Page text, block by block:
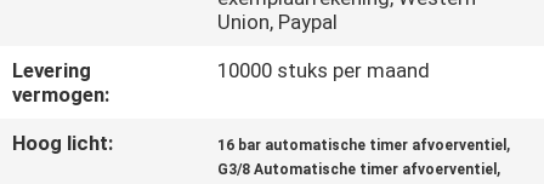
SITEMAP
Union, Paypal
Levering
vermogen:
10000 stuks per maand
Hoog licht: 16 bar automatische timer afvoerventiel ,
G3/8 Automatische timer afvoerventiel ,